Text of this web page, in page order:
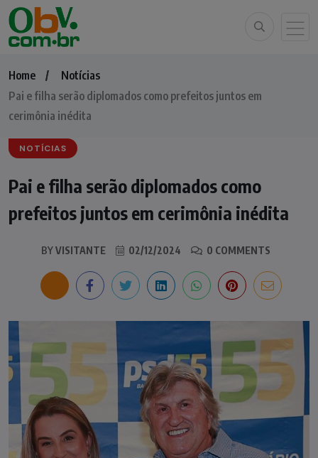
Home
Notícias
Pai e filha serão diplomados como prefeitos juntos em
cerimônia inédita
NOTÍCIAS
Pai e filha serão diplomados como
prefeitos juntos em cerimônia inédita
BYVISITANTE 02/12/2024 0 COMMENTS